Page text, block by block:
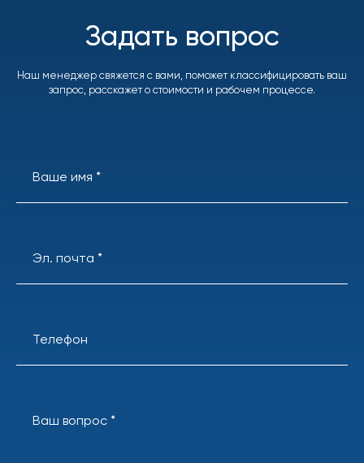
Задать вопрос
Наш менеджер свяжется с вами, поможет классифицировать ваш
запрос, расскажет о стоимости и рабочем процессе.
Ваше имя *
Эл. почта *
Телефон
Ваш вопрос *